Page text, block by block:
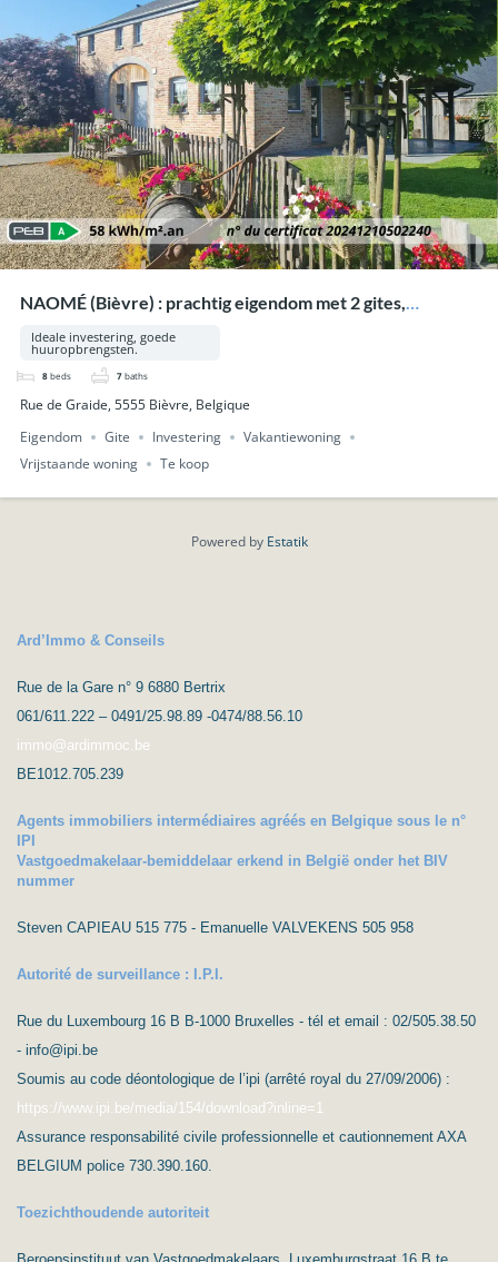
NAOMÉ (Bièvre) : prachtig eigendom met 2 gites,
zwembad, wellness, op 33a 53ca.
Ideale investering, goede
huuropbrengsten.
8 beds 7 baths
Rue de Graide, 5555 Bièvre, Belgique
Eigendom
Gite Investering
Vakantiewoning
Vrijstaande woning
Te koop
Powered by Estatik
Ard’Immo & Conseils
Rue de la Gare n° 9 6880 Bertrix
061/611.222 – 0491/25.98.89 -0474/88.56.10
immo@ardimmoc.be
BE1012.705.239
Agents immobiliers intermédiaires agréés en Belgique sous le n°
IPI
Vastgoedmakelaar-bemiddelaar erkend in België onder het BIV
nummer
Steven CAPIEAU 515 775 - Emanuelle VALVEKENS 505 958
Autorité de surveillance : I.P.I.
Rue du Luxembourg 16 B B-1000 Bruxelles - tél et email : 02/505.38.50
- info@ipi.be
Soumis au code déontologique de l’ipi (arrêté royal du 27/09/2006) :
https://www.ipi.be/media/154/download?inline=1
Assurance responsabilité civile professionnelle et cautionnement AXA
BELGIUM police 730.390.160.
Toezichthoudende autoriteit